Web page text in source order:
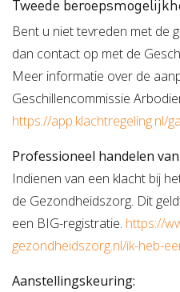
Tweede
Bent u niet tevreden met de
dan contact op met de
Meer informatie over de
Geschillencommissie
https://app.klachtregeling.nl/
Professioneel handelen
Indienen van een klacht bij
de Gezondheidszorg. Dit
een BIG-registratie. https://
gezondheidszorg.nl/ik-heb-
Aanstellingskeuring: